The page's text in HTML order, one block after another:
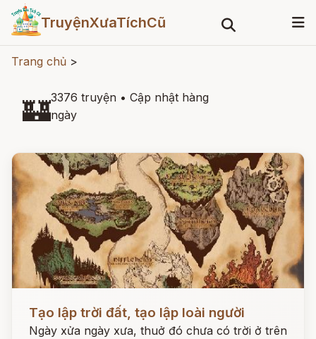
TruyệnXưaTíchCũ
Trang chủ >
🏰3376 truyện • Cập nhật hàng
ngày
Tạo lập trời đất, tạo lập loài người
Ngày xửa ngày xưa, thuở đó chưa có trời ở trên